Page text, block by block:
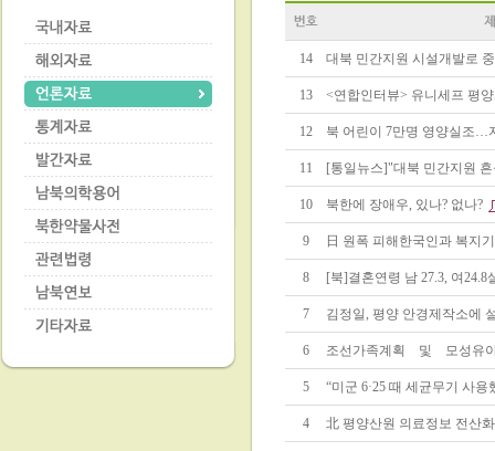
14 대북 민간지원 시설개발로
13 <연합인터뷰> 유니세프 평
12 북 어린이 7만명 영양실조…
11 [통일뉴스]"대북 민간지원
10 북한에 장애우, 있나? 없나?
9 日 원폭 피해한국인과 복지
8 [북]결혼연령 남 27.3, 여24.8
7 김정일, 평양 안경제작소에
6 조선가족계획 및 모성유
5 “미군 6·25 때 세균무기 사용
4 北 평양산원 의료정보 전산화